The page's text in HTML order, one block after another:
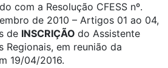
com a Resolução CFESS nº.
de 2010 – Artigos 01 ao 04,
de INSCRIÇÃO do Assistente
Regionais, em reunião da
19/04/2016.